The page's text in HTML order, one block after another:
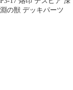
淵の獣 デッキパーツ